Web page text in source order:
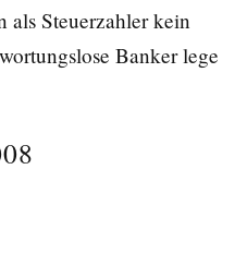
als Steuerzahler kein
Banker lege